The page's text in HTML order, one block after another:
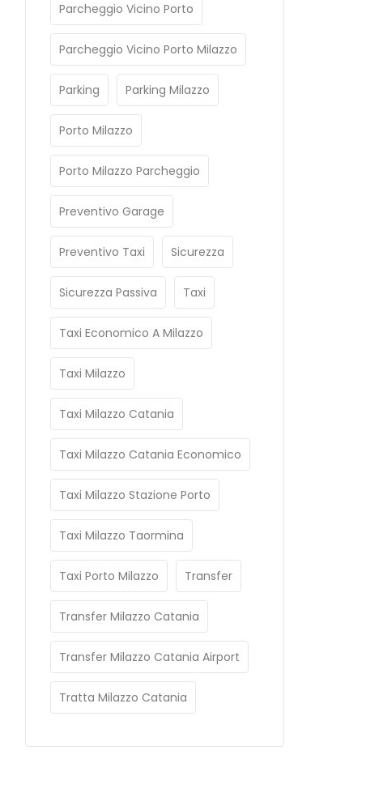
Parcheggio Vicino Porto
Parcheggio Vicino Porto Milazzo
Parking Parking Milazzo
Porto Milazzo
Porto Milazzo Parcheggio
Preventivo Garage
Preventivo Taxi Sicurezza
Sicurezza Passiva Taxi
Taxi Economico A Milazzo
Taxi Milazzo
Taxi Milazzo Catania
Taxi Milazzo Catania Economico
Taxi Milazzo Stazione Porto
Taxi Milazzo Taormina
Taxi Porto Milazzo Transfer
Transfer Milazzo Catania
Transfer Milazzo Catania Airport
Tratta Milazzo Catania